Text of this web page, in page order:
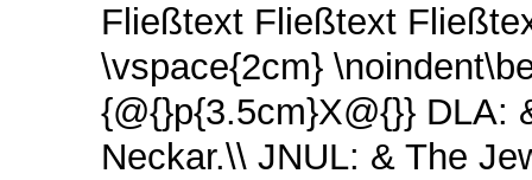
Fließtext Fließtext
\vspace{2cm}
{@{}p{3.5cm}X@{}} DLA:
Neckar.\\ JNUL: & The